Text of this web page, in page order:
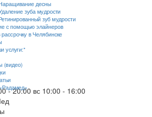
- 20:00 вс 10:00 - 16:00
десны
зуба мудрости
зуб мудрости
с помощью элайнеров
в Челябинске
услуги:*
(видео)